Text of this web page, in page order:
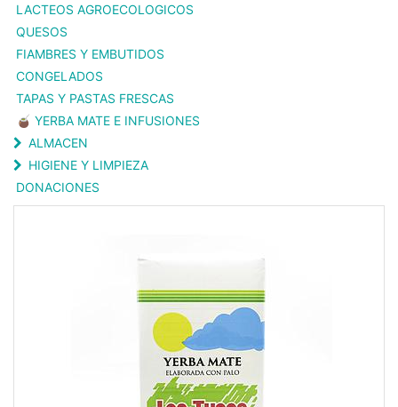
LACTEOS AGROECOLOGICOS
QUESOS
FIAMBRES Y EMBUTIDOS
CONGELADOS
TAPAS Y PASTAS FRESCAS
🧉 YERBA MATE E INFUSIONES
ALMACEN
HIGIENE Y LIMPIEZA
DONACIONES